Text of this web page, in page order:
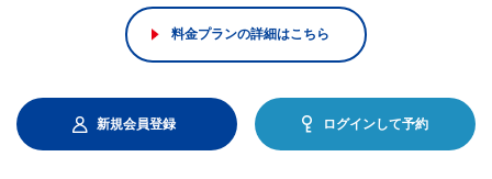
料金プランの詳細はこちら
新規会員登録 ログインして予約